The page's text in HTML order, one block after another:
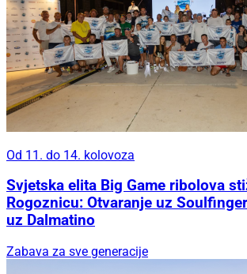
Od 11. do 14. kolovoza
Svjetska elita Big Game ribolova
Rogoznicu: Otvaranje uz
uz Dalmatino
Zabava za sve generacije